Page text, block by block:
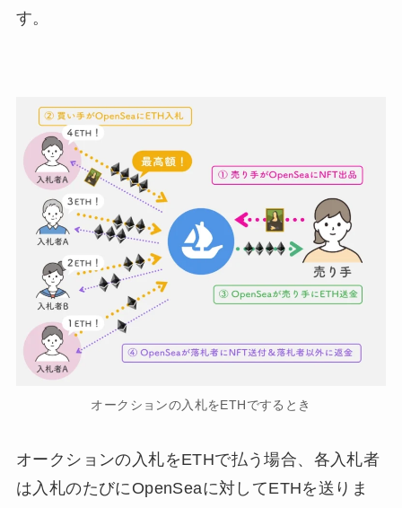
す。
オークションの入札をETHでするとき
オークションの入札をETHで払う場合、各入札者
は入札のたびにOpenSeaに対してETHを送りま